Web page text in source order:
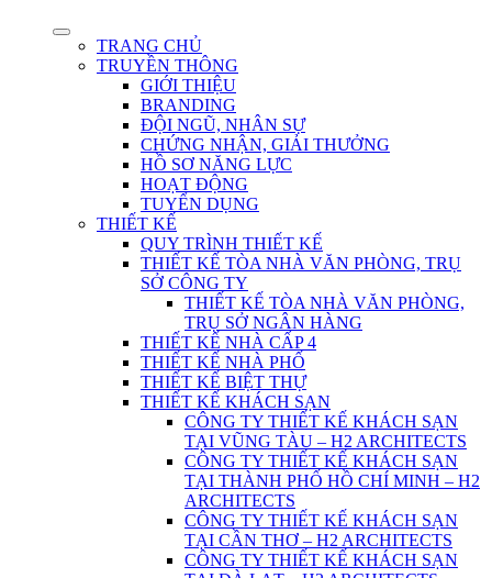
TRANG CHỦ
TRUYỀN THÔNG
GIỚI THIỆU
BRANDING
ĐỘI NGŨ, NHÂN SỰ
CHỨNG NHẬN, GIẢI THƯỞNG
HỒ SƠ NĂNG LỰC
HOẠT ĐỘNG
TUYỂN DỤNG
THIẾT KẾ
QUY TRÌNH THIẾT KẾ
THIẾT KẾ TÒA NHÀ VĂN PHÒNG, TRỤ
SỞ CÔNG TY
THIẾT KẾ TÒA NHÀ VĂN PHÒNG,
TRỤ SỞ NGÂN HÀNG
THIẾT KẾ NHÀ CẤP 4
THIẾT KẾ NHÀ PHỐ
THIẾT KẾ BIỆT THỰ
THIẾT KẾ KHÁCH SẠN
CÔNG TY THIẾT KẾ KHÁCH SẠN
TẠI VŨNG TÀU – H2 ARCHITECTS
CÔNG TY THIẾT KẾ KHÁCH SẠN
TẠI THÀNH PHỐ HỒ CHÍ MINH – H2
ARCHITECTS
CÔNG TY THIẾT KẾ KHÁCH SẠN
TẠI CẦN THƠ – H2 ARCHITECTS
CÔNG TY THIẾT KẾ KHÁCH SẠN